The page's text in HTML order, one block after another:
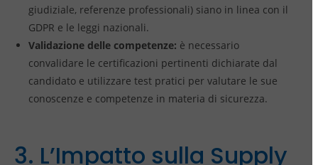
giudiziale, referenze professionali) siano in linea con il
GDPR e le leggi nazionali.
Validazione delle competenze: è necessario
convalidare le certificazioni pertinenti dichiarate dal
candidato e utilizzare test pratici per valutare le sue
conoscenze e competenze in materia di sicurezza.
3. L’Impatto sulla Supply